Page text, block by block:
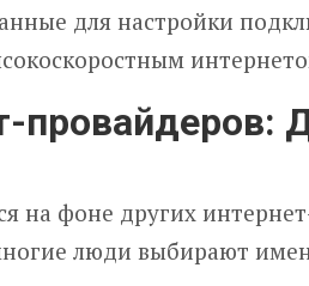
для настройки
провайдеров:
на фоне других
люди выбирают